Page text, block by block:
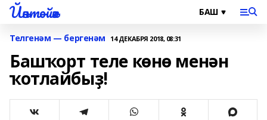
Йәнтөйәк
Телгенәм — бергенәм 14 ДЕКАБРЯ 2018, 08:31
Башҡорт теле көнө менән
ҡотлайбыҙ!